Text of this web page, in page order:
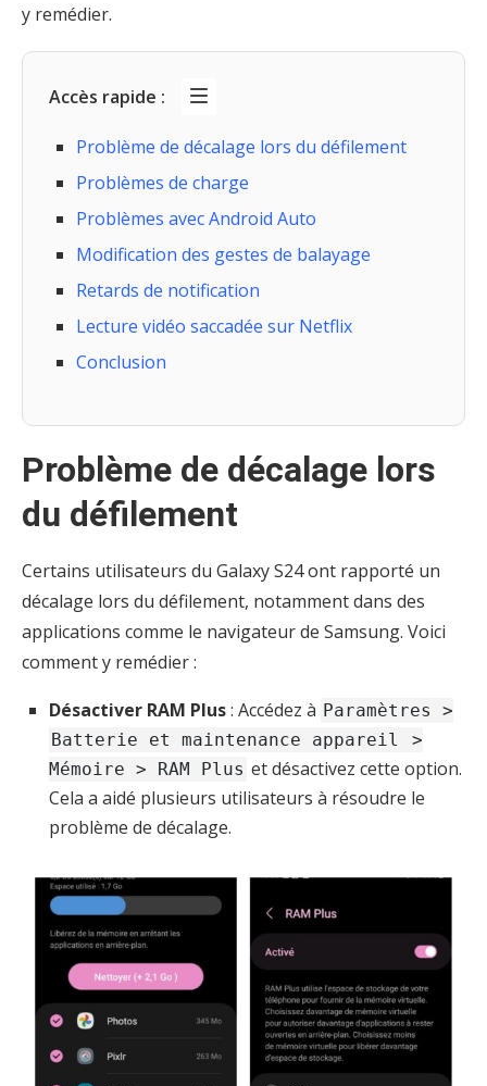
y remédier.
Accès rapide :
Problème de décalage lors du défilement
Problèmes de charge
Problèmes avec Android Auto
Modification des gestes de balayage
Retards de notification
Lecture vidéo saccadée sur Netflix
Conclusion
Problème de décalage lors
du défilement
Certains utilisateurs du Galaxy S24 ont rapporté un
décalage lors du défilement, notamment dans des
applications comme le navigateur de Samsung. Voici
comment y remédier :
Désactiver RAM Plus: Accédez à Paramètres >
Batterie et maintenance appareil
>
Mémoire > RAM Plus et désactivez cette option.
Cela a aidé plusieurs utilisateurs à résoudre le
problème de décalage.